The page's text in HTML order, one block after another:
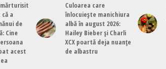
a
de
Cine
acest
Culoarea care
înlocuiește manichiura
albă în august 2026:
Hailey Bieber și Charli
XCX poartă deja nuanțe
de albastru